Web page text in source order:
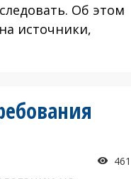
Об этом
источники,
461